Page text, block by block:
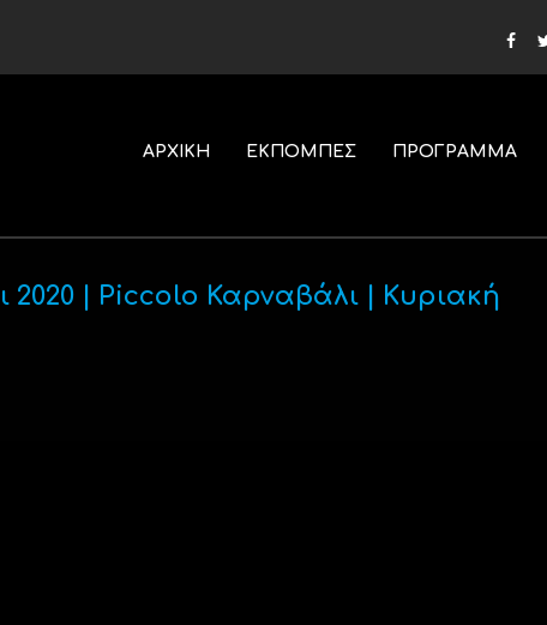
ΑΡΧΙΚΗ ΕΚΠΟΜΠΕΣ ΠΡΟΓΡΑΜΜΑ
| Piccolo Καρναβάλι | Κυριακή